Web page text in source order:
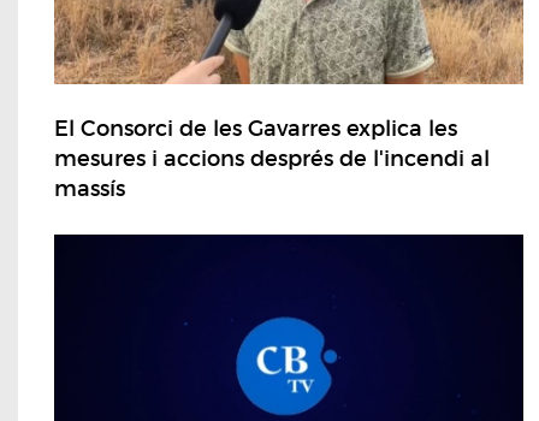
El Consorci de les Gavarres explica les
mesures i accions després de l'incendi al
massís